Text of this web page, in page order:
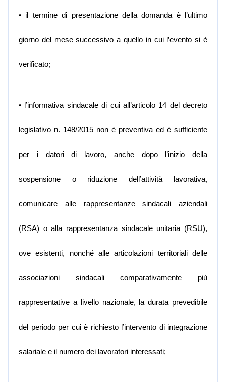
• il termine di presentazione della domanda è l’ultimo
giorno del mese successivo a quello in cui l’evento si è
verificato;
• l’informativa sindacale di cui all’articolo 14 del decreto
legislativo n. 148/2015 non è preventiva ed è sufficiente
per i datori di lavoro, anche dopo l’inizio della
sospensione o riduzione dell’attività lavorativa,
comunicare alle rappresentanze sindacali aziendali
(RSA) o alla rappresentanza sindacale unitaria (RSU),
ove esistenti, nonché alle articolazioni territoriali delle
associazioni sindacali comparativamente più
rappresentative a livello nazionale, la durata prevedibile
del periodo per cui è richiesto l’intervento di integrazione
salariale e il numero dei lavoratori interessati;